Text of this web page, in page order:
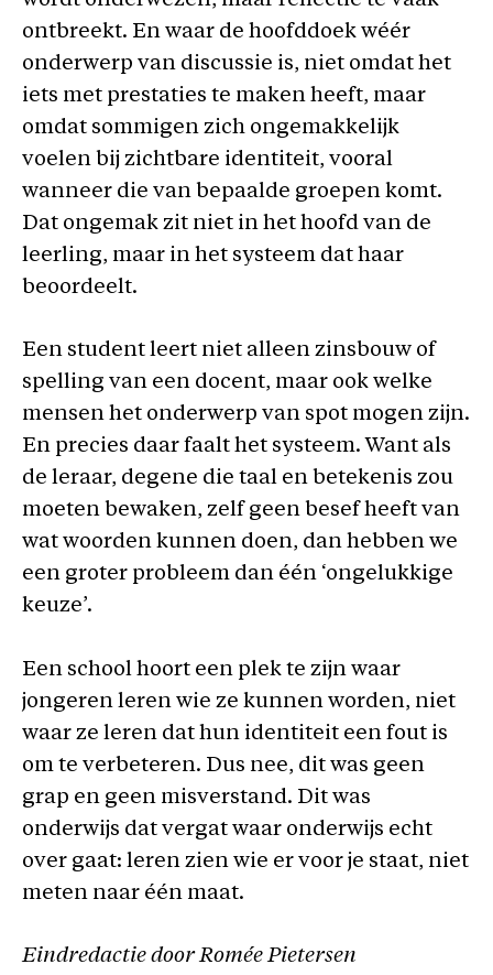
ontbreekt. En waar de hoofddoek wéér
onderwerp van discussie is, niet omdat het
iets met prestaties te maken heeft, maar
omdat sommigen zich ongemakkelijk
voelen bij zichtbare identiteit, vooral
wanneer die van bepaalde groepen komt.
Dat ongemak zit niet in het hoofd van de
leerling, maar in het systeem dat haar
beoordeelt.
Een student leert niet alleen zinsbouw of
spelling van een docent, maar ook welke
mensen het onderwerp van spot mogen zijn.
En precies daar faalt het systeem. Want als
de leraar, degene die taal en betekenis zou
moeten bewaken, zelf geen besef heeft van
wat woorden kunnen doen, dan hebben we
een groter probleem dan één ‘ongelukkige
keuze’.
Een school hoort een plek te zijn waar
jongeren leren wie ze kunnen worden, niet
waar ze leren dat hun identiteit een fout is
om te verbeteren. Dus nee, dit was geen
grap en geen misverstand. Dit was
onderwijs dat vergat waar onderwijs echt
over gaat: leren zien wie er voor je staat, niet
meten naar één maat.
Eindredactie door Romée Pietersen